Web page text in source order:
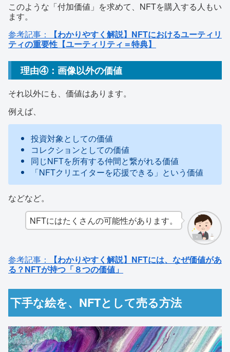
このような「付加価値」を求めて、NFTを購入する人もい
ます。
参考記事：
【わかりやすく解説】NFTにおけるユーティリ
ティの重要性【ユーティリティ＝特典】
理由④：画像以外の価値
それ以外にも、価値はあります。
例えば、
投資対象としての価値
コレクションとしての価値
同じNFTを所有する仲間と繋がれる価値
「NFTクリエイターを応援できる」という価値
などなど。
NFTにはたくさんの可能性があります。
参考記事：
【わかりやすく解説】NFTには、なぜ価値があ
る？NFTが持つ「８つの価値」
下手な絵を、NFTとして売る方法